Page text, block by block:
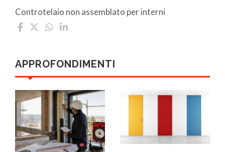
Controtelaio non assemblato per interni
APPROFONDIMENTI